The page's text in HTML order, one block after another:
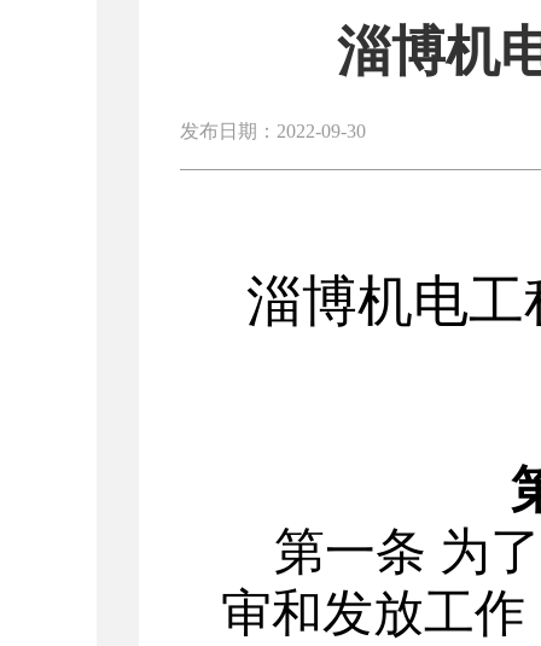
淄博机
发布日期：2022-09-30
淄博机电
第一条 为
审和发放工